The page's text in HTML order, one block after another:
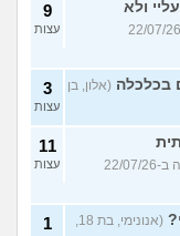
ולא
(כינוי, בת 26, כתבה ב-22/07/26
9
עצות
בכלכלה (אלון, בן
3
עצות
(אחת, בת 34, כתבה ב-22/07/26
11
עצות
(אנונימי, בת 18,
1